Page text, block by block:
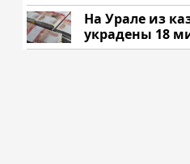
На Урале из
украдены 18